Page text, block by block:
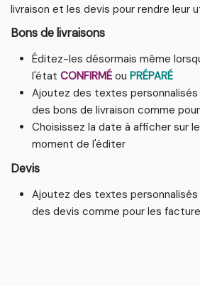
livraison et les devis pour rendre leur
Bons de livraisons
Éditez-les désormais même
l'état CONFIRMÉ ou PRÉPARÉ
Ajoutez des textes
des bons de livraison comme
Choisissez la date à afficher sur
moment de l'éditer
Devis
Ajoutez des textes
des devis comme pour les